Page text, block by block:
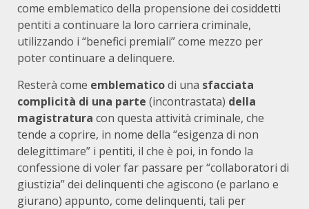
come emblematico della propensione dei cosiddetti
pentiti a continuare la loro carriera criminale,
utilizzando i “benefici premiali” come mezzo per
poter continuare a delinquere.
Resterà come emblematicodi una sfacciata
complicità di una parte (incontrastata) della
magistratura con questa attività criminale, che
tende a coprire, in nome della “esigenza di non
delegittimare” i pentiti, il che è poi, in fondo la
confessione di voler far passare per “collaboratori di
giustizia” dei delinquenti che agiscono (e parlano e
giurano) appunto, come delinquenti, tali per